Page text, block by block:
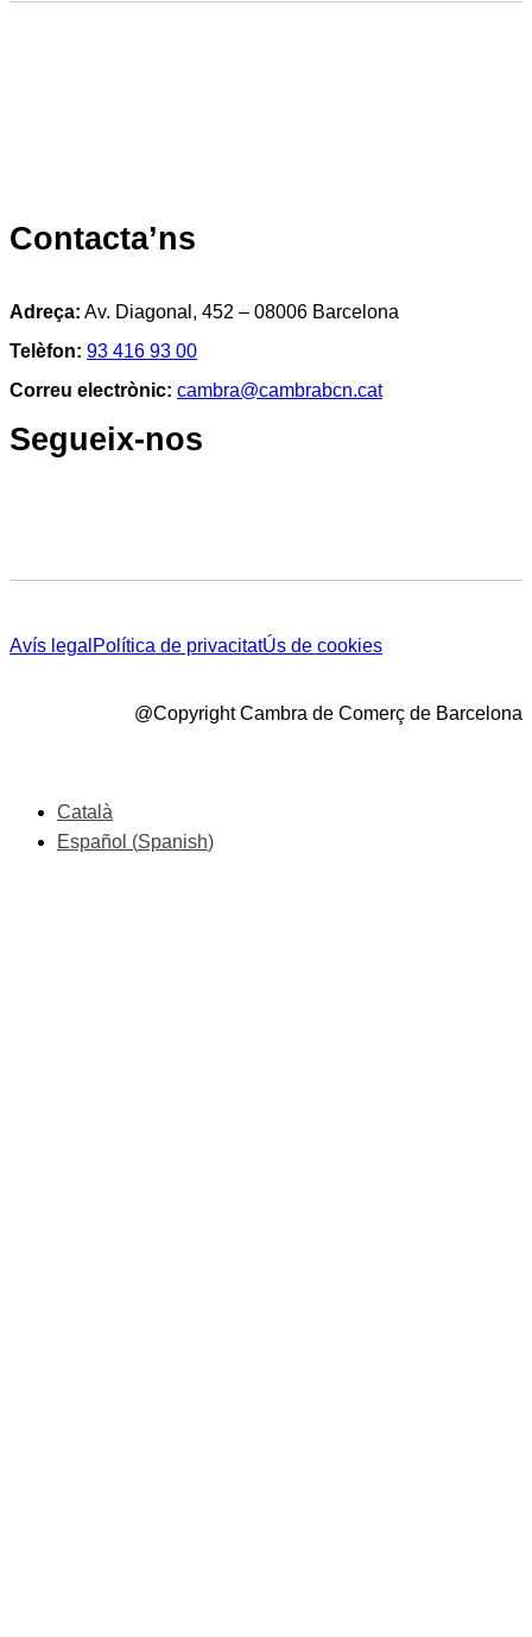
Contacta’ns
Adreça: Av. Diagonal, 452 – 08006 Barcelona
Telèfon: 93 416 93 00
Correu electrònic: cambra@cambrabcn.cat
Segueix-nos
Avís legal Política de privacitatÚs de cookies
@Copyright Cambra de Comerç de Barcelona
Català
Español (Spanish)